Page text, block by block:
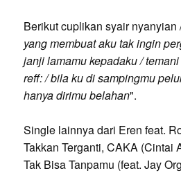
Berikut cuplikan syair nyanyian
yang membuat aku tak ingin
janji lamamu kepadaku /
reff: / bila ku di sampingmu
hanya dirimu belahan".
Single lainnya dari Eren feat.
Takkan Terganti, CAKA (Cintai
Tak Bisa Tanpamu (feat. Jay